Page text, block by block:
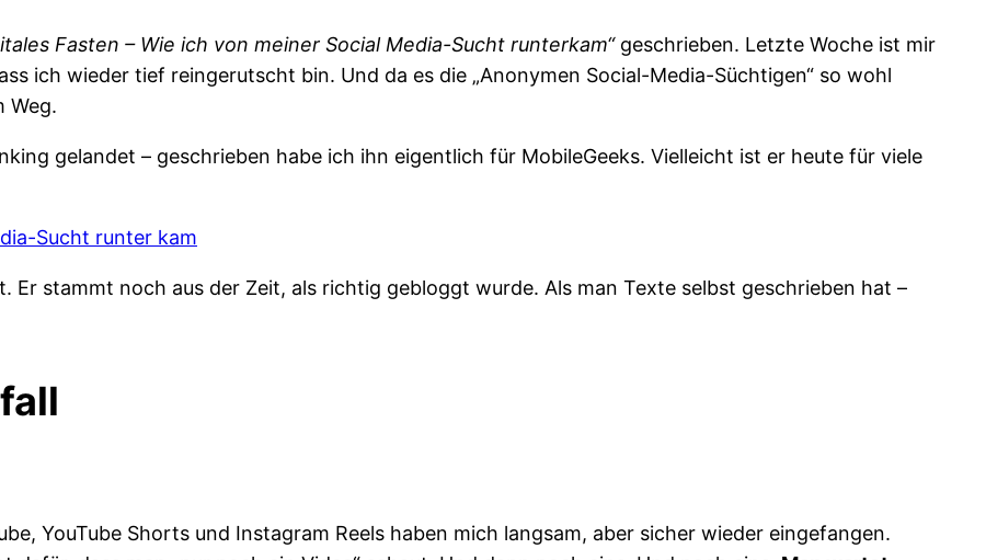
Fasten – Wie ich von meiner Social Media-Sucht runterkam“geschrieben. Letzte Woche ist mir
ich wieder tief reingerutscht bin. Und da es die „Anonymen Social-Media-Süchtigen“ so wohl
Weg.
gelandet – geschrieben habe ich ihn eigentlich für MobileGeeks. Vielleicht ist er heute für viele
Sucht runter kam
stammt noch aus der Zeit, als richtig gebloggt wurde. Als man Texte selbst geschrieben hat –
YouTube Shorts und Instagram Reels haben mich langsam, aber sicher wieder eingefangen.